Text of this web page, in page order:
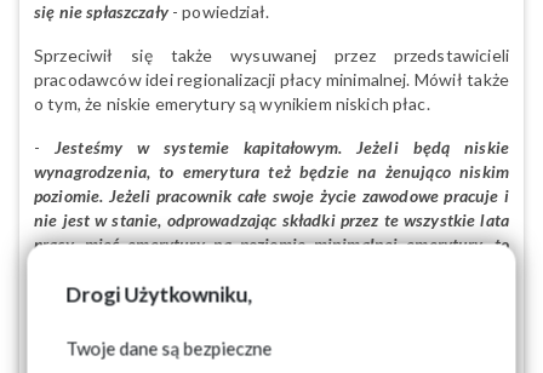
Drogi Użytkowniku,
Twoje dane są bezpieczne
się nie spłaszczały - powiedział.
Sprzeciwił się także wysuwanej przez przedstawicieli
pracodawców idei regionalizacji płacy minimalnej. Mówił także
o tym, że niskie emerytury są wynikiem niskich płac.
- Jesteśmy w systemie kapitałowym. Jeżeli będą niskie
wynagrodzenia, to emerytura też będzie na żenująco niskim
poziomie. Jeżeli pracownik całe swoje życie zawodowe pracuje i
nie jest w stanie, odprowadzając składki przez te wszystkie lata
pracy, mieć emerytury na poziomie minimalnej emerytury, to
do minimalnej emerytury? Nie przedsiębiorcy, tylko budżet
Wspominał także o konieczności implementacji dyrektywy